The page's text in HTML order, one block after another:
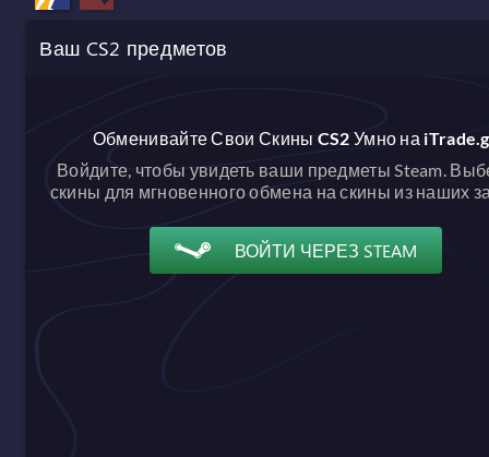
Ваш CS2 предметов
Обменивайте Свои Скины CS2 Умно на
Войдите, чтобы увидеть ваши предметы Steam.
скины для мгновенного обмена на скины из наших
ВОЙТИ ЧЕРЕЗ STEAM